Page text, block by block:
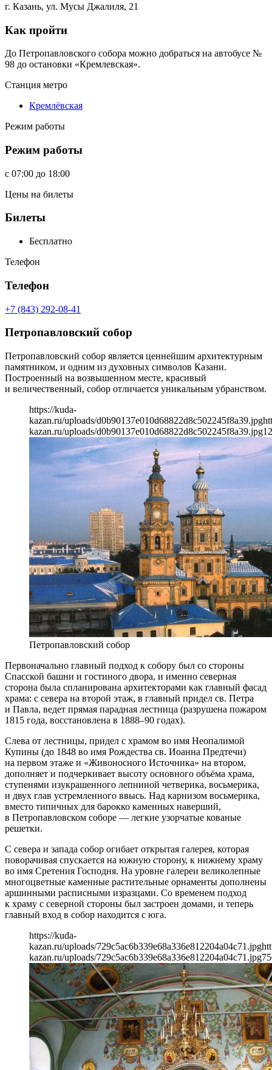
г. Казань, ул. Мусы Джалиля, 21
Как пройти
До Петропавловского собора можно добраться на автобусе №
98 до остановки «Кремлевская».
Станция метро
Кремлёвская
Режим работы
Режим работы
c 07:00 до 18:00
Цены на билеты
Билеты
Бесплатно
Телефон
Телефон
+7 (843) 292-08-41
Петропавловский собор
Петропавловский собор является ценнейшим архитектурным
памятником, и одним из духовных символов Казани.
Построенный на возвышенном месте, красивый
и величественный, собор отличается уникальным убранством.
https://kuda-
kazan.ru/uploads/d0b90137e010d68822d8c502245f8a39.jpg
kazan.ru/uploads/d0b90137e010d68822d8c502245f8a39.jpg
Петропавловский собор
Первоначально главный подход к собору был со стороны
Спасской башни и гостиного двора, и именно северная
сторона была спланирована архитекторами как главный фасад
храма: с севера на второй этаж, в главный придел св. Петра
и Павла, ведет прямая парадная лестница (разрушена пожаром
1815 года, восстановлена в 1888–90 годах).
Слева от лестницы, придел с храмом во имя Неопалимой
Купины (до 1848 во имя Рождества св. Иоанна Предтечи)
на первом этаже и «Живоносного Источника» на втором,
дополняет и подчеркивает высоту основного объёма храма,
ступенями изукрашенного лепниной четверика, восьмерика,
и двух глав устремленного ввысь. Над карнизом восьмерика,
вместо типичных для барокко каменных наверший,
в Петропавловском соборе — легкие узорчатые кованые
решетки.
С севера и запада собор огибает открытая галерея, которая
поворачивая спускается на южную сторону, к нижнему храму
во имя Сретения Господня. На уровне галереи великолепные
многоцветные каменные растительные орнаменты дополнены
аршинными расписными изразцами. Со временем подход
к храму с северной стороны был застроен домами, и теперь
главный вход в собор находится с юга.
https://kuda-
kazan.ru/uploads/729c5ac6b339e68a336e812204a04c71.jpg
kazan.ru/uploads/729c5ac6b339e68a336e812204a04c71.jpg